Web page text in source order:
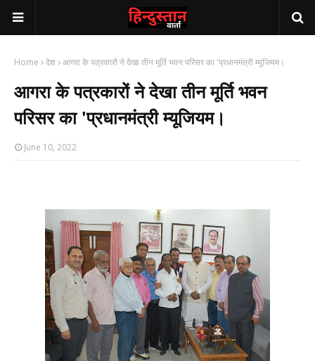
Home देश आगरा के पत्रकारों ने देखा तीन मूर्ति भवन परिसर का 'प्रधानमंत्री म्‍यूजियम।
आगरा के पत्रकारों ने देखा तीन मूर्ति भवन
परिसर का 'प्रधानमंत्री म्‍यूजियम।
June 10, 2022